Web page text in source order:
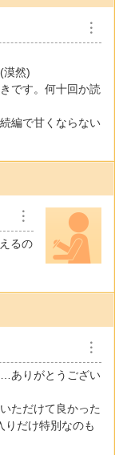
︙
漠然)
です。何十回か読
編で甘くならない
︙
るの
︙
ありがとうござい
ただけて良かった
だけ特別なのも